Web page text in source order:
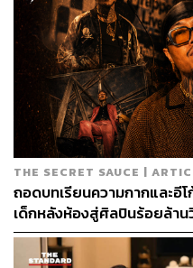
THE SECRET SAUCE |
ถอดบทเรียนความกากและอีโ
เด็กหลังห้องสู่ศิลปินร้อยล้าน